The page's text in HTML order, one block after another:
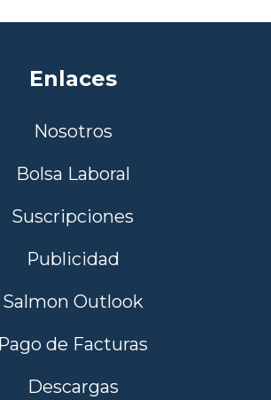
Enlaces
Nosotros
Bolsa Laboral
Suscripciones
Publicidad
Salmon Outlook
Pago de Facturas
Descargas